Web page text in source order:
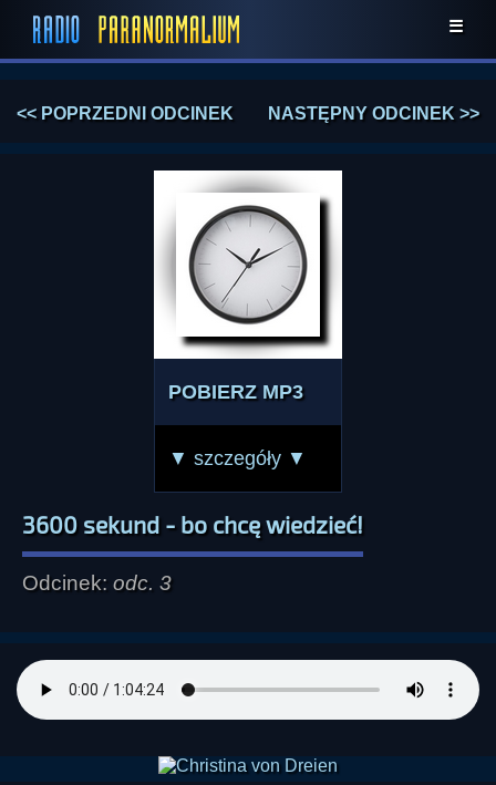
☰
<< POPRZEDNI ODCINEK NASTĘPNY ODCINEK >>
POBIERZ MP3
▼ szczegóły ▼
3600 sekund - bo chcę wiedzieć!
Odcinek: odc. 3